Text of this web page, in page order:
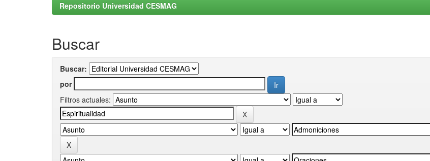
Repositorio Universidad CESMAG
Buscar
Buscar:
por
Filtros actuales: